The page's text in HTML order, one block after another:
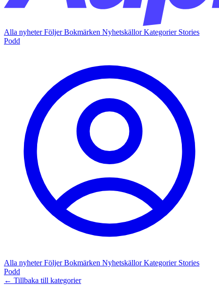
Alla nyheterFöljerBokmärken NyhetskällorKategorier Stories
Podd
Alla nyheterFöljerBokmärken NyhetskällorKategorier Stories
Podd
← Tillbaka till kategorier